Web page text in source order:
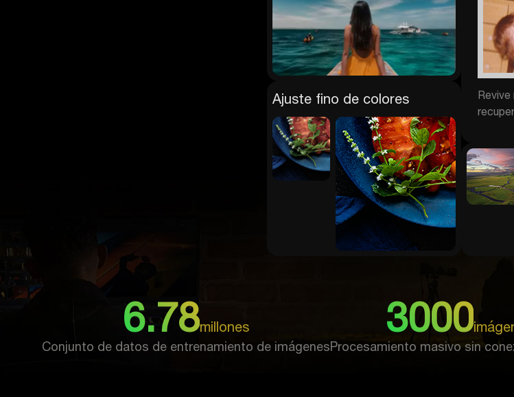
Ajuste fino de colores
6.78millones
Conjunto de datos de entrenamiento de imágenes
3000
Procesamiento masivo sin